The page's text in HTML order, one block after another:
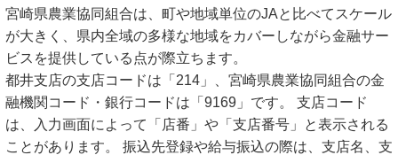
宮崎県農業協同組合は、町や地域単位のJAと比べてスケール
が大きく、県内全域の多様な地域をカバーしながら金融サー
ビスを提供している点が際立ちます。
都井支店の支店コードは「214」、宮崎県農業協同組合の金
融機関コード・銀行コードは「9169」です。 支店コード
は、入力画面によって「店番」や「支店番号」と表示される
ことがあります。 振込先登録や給与振込の際は、支店名、支